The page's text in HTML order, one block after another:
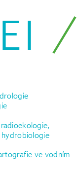
ve vodním